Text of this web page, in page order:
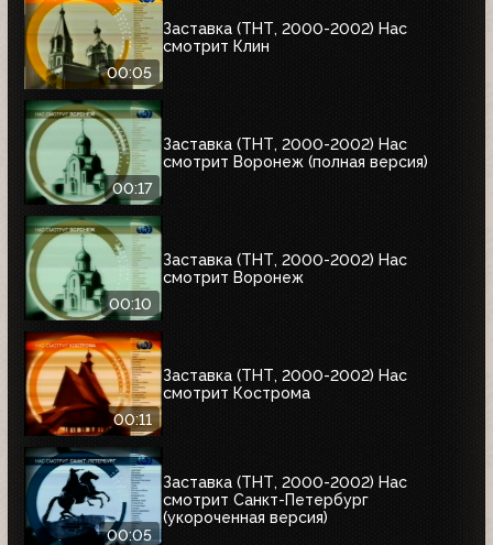
00:05
Заставка (ТНТ, 2000-2002) Нас
смотрит Клин
00:17
Заставка (ТНТ, 2000-2002) Нас
смотрит Воронеж (полная версия)
00:10
Заставка (ТНТ, 2000-2002) Нас
смотрит Воронеж
00:11
Заставка (ТНТ, 2000-2002) Нас
смотрит Кострома
00:05
Заставка (ТНТ, 2000-2002) Нас
смотрит Санкт-Петербург
(укороченная версия)